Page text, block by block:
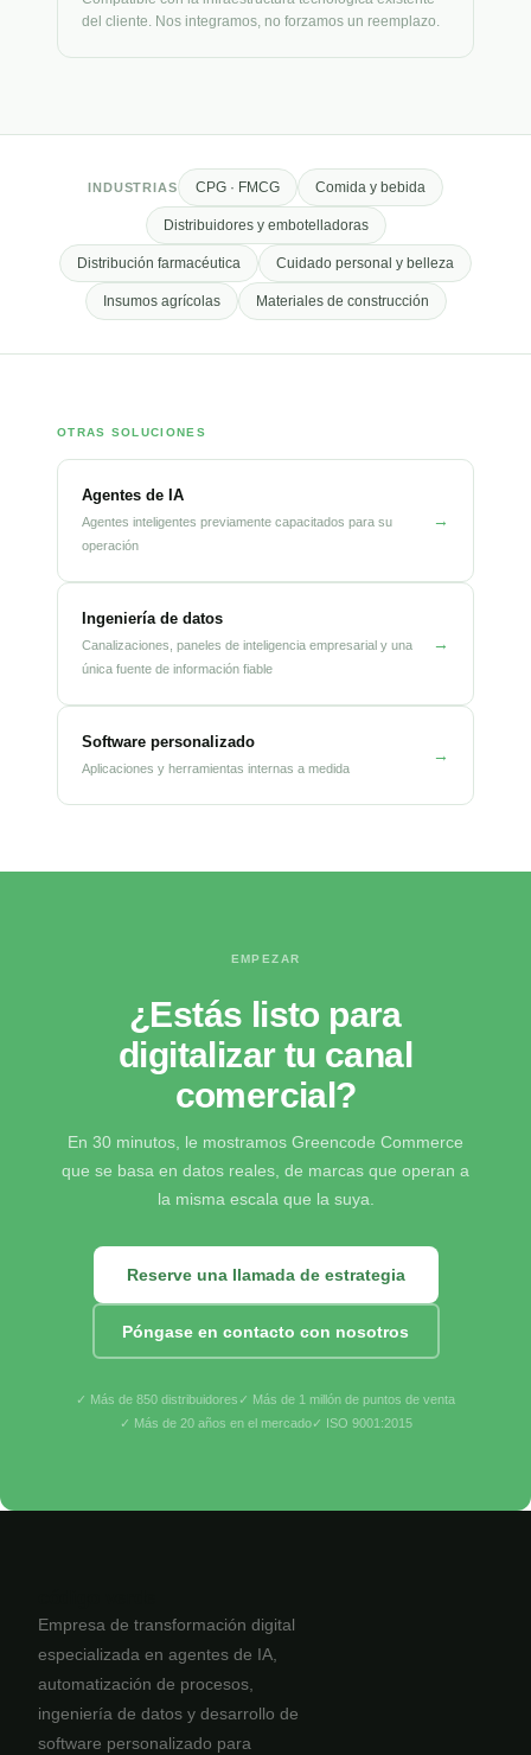
del cliente. Nos integramos, no forzamos un reemplazo.
INDUSTRIAS CPG · FMCG Comida y bebida
Distribuidores y embotelladoras
Distribución farmacéutica Cuidado personal y belleza
Insumos agrícolas Materiales de construcción
OTRAS SOLUCIONES
Agentes de IA
Agentes inteligentes previamente capacitados para su
operación
→
Ingeniería de datos
Canalizaciones, paneles de inteligencia empresarial y una
única fuente de información fiable
→
Software personalizado
Aplicaciones y herramientas internas a medida
→
EMPEZAR
¿Estás listo para
digitalizar tu canal
comercial?
En 30 minutos, le mostramos Greencode Commerce
que se basa en datos reales, de marcas que operan a
la misma escala que la suya.
Reserve una llamada de estrategia
Póngase en contacto con nosotros
✓ Más de 850 distribuidores ✓ Más de 1 millón de puntos de venta
✓ Más de 20 años en el mercado✓ ISO 9001:2015
Empresa de transformación digital
especializada en agentes de IA,
automatización de procesos,
ingeniería de datos y desarrollo de
software personalizado para